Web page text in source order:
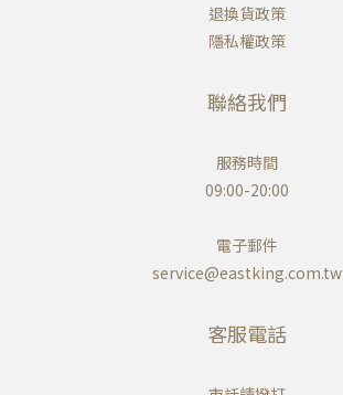
退換貨政策
隱私權政策
聯絡我們
服務時間
09:00-20:00
電子郵件
service@eastking.com.tw
客服電話